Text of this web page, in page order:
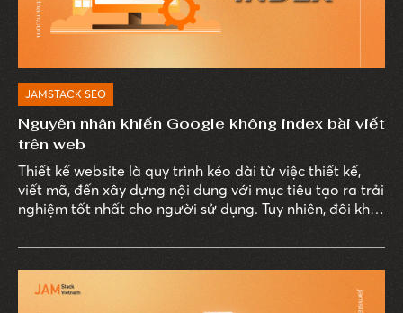
JAMSTACK SEO
Nguyên nhân khiến Google không index bài viết
trên web
Thiết kế website là quy trình kéo dài từ việc thiết kế,
viết mã, đến xây dựng nội dung với mục tiêu tạo ra trải
nghiệm tốt nhất cho người sử dụng. Tuy nhiên, đôi khi,
mục (index) hoặc bị loại khỏi danh sách lập chỉ mục
của Google. Chắc chắn rằng, không một người làm
SEO nào muốn điều đó xảy ra.